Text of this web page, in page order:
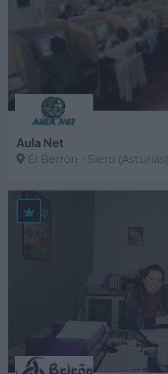
Aula Net
El Berrón - Siero (Asturias)
Ver más